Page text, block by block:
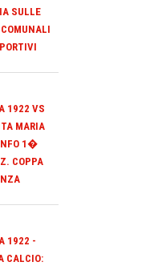
SULLE
1922 VS
MARIA
1�
COPPA
1922 -
CALCIO: